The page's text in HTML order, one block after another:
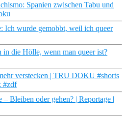
Spanien zwischen Tabu und
Ich wurde gemobbt, weil ich queer
die Hölle, wenn man queer ist?
verstecken | TRU DOKU #shorts
#zdf
Bleiben oder gehen? | Reportage |